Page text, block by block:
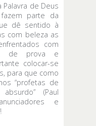
de Deus
parte da
dê sentido à
com beleza as
com
de prova e
colocar-se
para que como
“profetas de
(Paul
e